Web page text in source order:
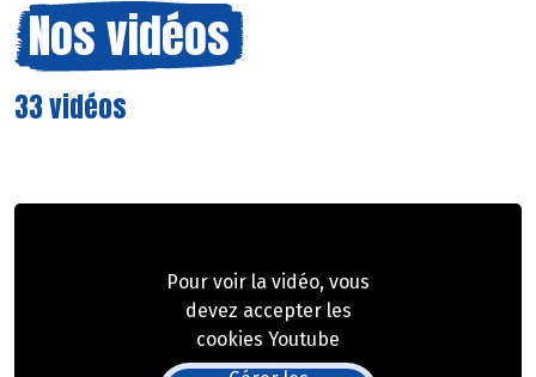
Nos vidéos
33 vidéos
Pour voir la vidéo, vous
devez accepter les
cookies Youtube